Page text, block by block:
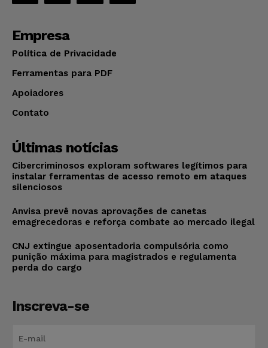
Empresa
Política de Privacidade
Ferramentas para PDF
Apoiadores
Contato
Últimas notícias
Cibercriminosos exploram softwares legítimos para
instalar ferramentas de acesso remoto em ataques
silenciosos
Anvisa prevê novas aprovações de canetas
emagrecedoras e reforça combate ao mercado ilegal
CNJ extingue aposentadoria compulsória como
punição máxima para magistrados e regulamenta
perda do cargo
Inscreva-se